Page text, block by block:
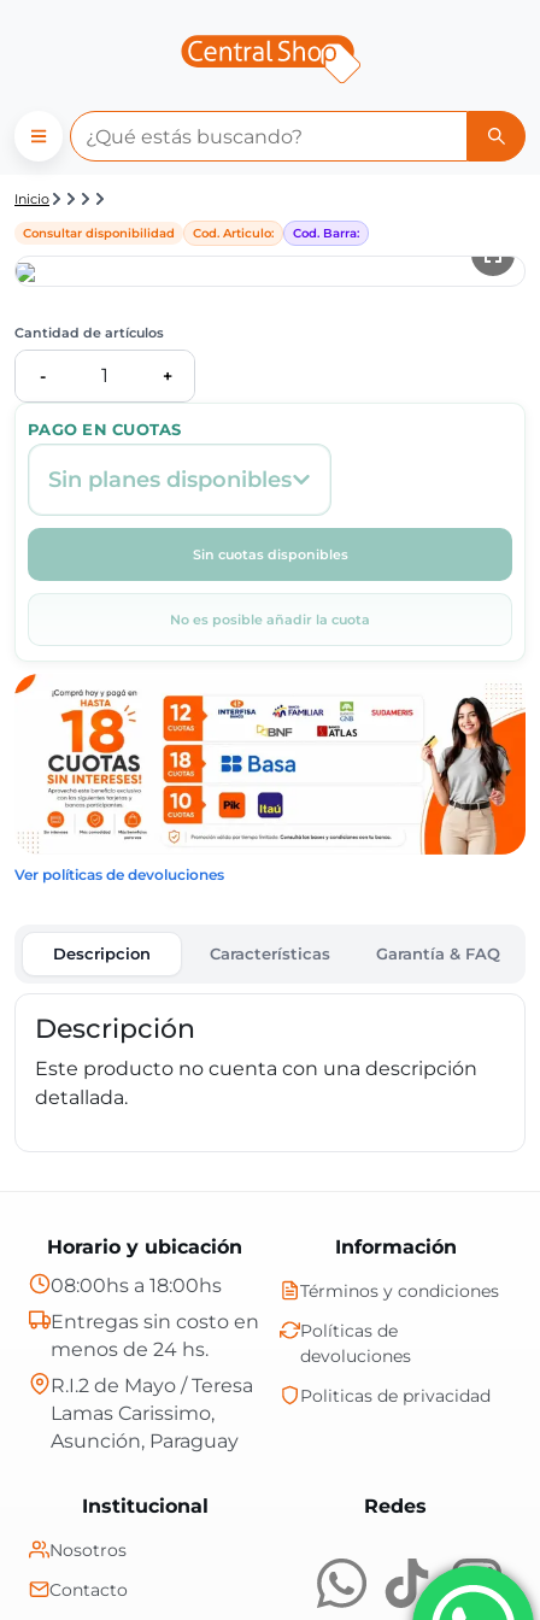
Detalle de producto | Central
Inicio
Consultar disponibilidad Cod. Articulo: Cod. Barra:
PAGO EN CUOTAS
Sin planes disponibles
Sin cuotas disponibles
No es posible añadir la cuota
Cantidad de artículos
- 1 +
Ver políticas de devoluciones
Descripcion Características Garantía & FAQ
Descripción
Este producto no cuenta con una descripción
detallada.
RedesCentral Shop es
Información
Términos y condiciones
Políticas de
devoluciones
Politicas de privacidad
Institucional
Nosotros
Contacto
Horario y ubicación
08:00hs a 18:00hs
Entregas sin costo en
menos de 24 hs.
R.I.2 de Mayo / Teresa
Lamas Carissimo,
Asunción, Paraguay